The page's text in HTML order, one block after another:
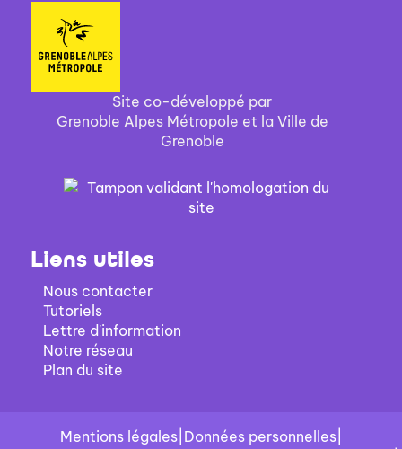
Site co-développé par
Grenoble Alpes Métropole et la Ville de
Grenoble
Liens utiles
Nous contacter
Tutoriels
Lettre d'information
Notre réseau
Plan du site
Mentions légales| Données personnelles|